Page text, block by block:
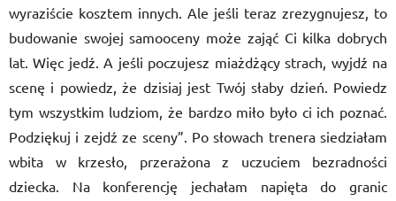
wyraziście kosztem innych. Ale jeśli teraz zrezygnujesz, to
budowanie swojej samooceny może zająć Ci kilka dobrych
lat. Więc jedź. A jeśli poczujesz miażdżący strach, wyjdź na
scenę i powiedz, że dzisiaj jest Twój słaby dzień. Powiedz
tym wszystkim ludziom, że bardzo miło było ci ich poznać.
Podziękuj i zejdź ze sceny”. Po słowach trenera siedziałam
wbita w krzesło, przerażona z uczuciem bezradności
dziecka. Na konferencję jechałam napięta do granic